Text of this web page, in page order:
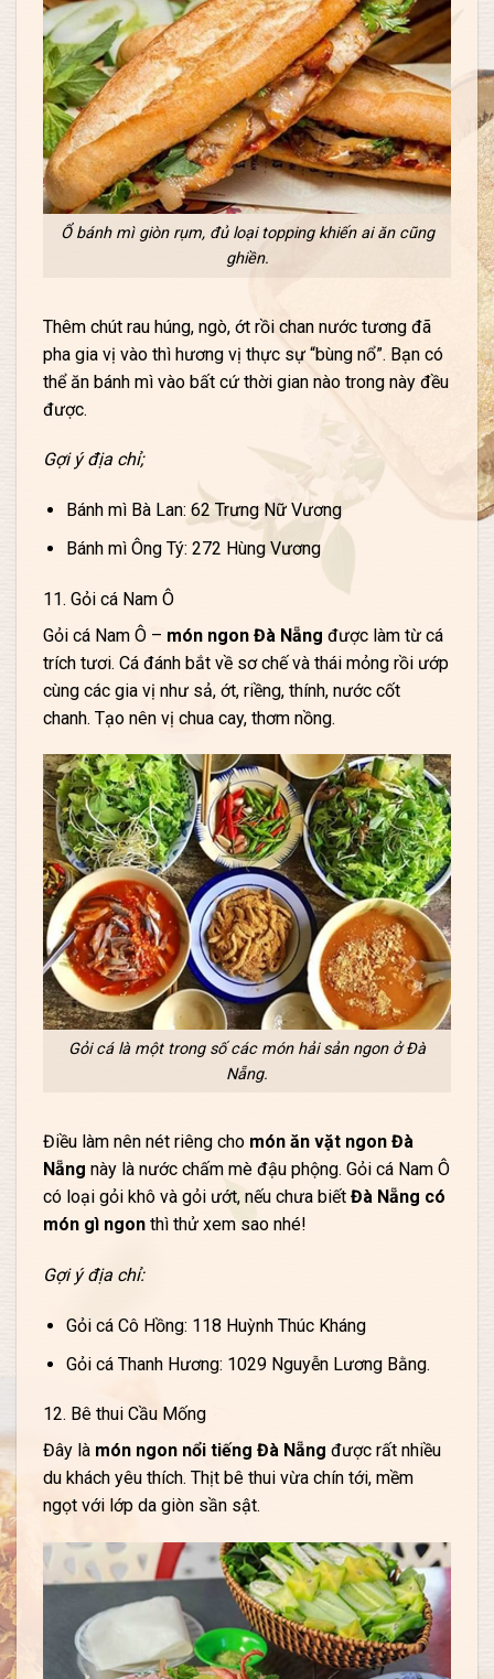
Ổ bánh mì giòn rụm, đủ loại topping khiến ai ăn cũng
ghiền.
Thêm chút rau húng, ngò, ớt rồi chan nước tương đã
pha gia vị vào thì hương vị thực sự “bùng nổ”. Bạn có
thể ăn bánh mì vào bất cứ thời gian nào trong này đều
được.
Gợi ý địa chỉ;
Bánh mì Bà Lan: 62 Trưng Nữ Vương
Bánh mì Ông Tý: 272 Hùng Vương
11. Gỏi cá Nam Ô
Gỏi cá Nam Ô – món ngon Đà Nẵng được làm từ cá
trích tươi. Cá đánh bắt về sơ chế và thái mỏng rồi ướp
cùng các gia vị như sả, ớt, riềng, thính, nước cốt
chanh. Tạo nên vị chua cay, thơm nồng.
Gỏi cá là một trong số các món hải sản ngon ở Đà
Nẵng.
Điều làm nên nét riêng cho món ăn vặt ngon Đà
Nẵng này là nước chấm mè đậu phộng. Gỏi cá Nam Ô
có loại gỏi khô và gỏi ướt, nếu chưa biết Đà Nẵng có
món gì ngon thì thử xem sao nhé!
Gợi ý địa chỉ:
Gỏi cá Cô Hồng: 118 Huỳnh Thúc Kháng
Gỏi cá Thanh Hương: 1029 Nguyễn Lương Bằng.
12. Bê thui Cầu Mống
Đây là món ngon nổi tiếng Đà Nẵng được rất nhiều
du khách yêu thích. Thịt bê thui vừa chín tới, mềm
ngọt với lớp da giòn sần sật.